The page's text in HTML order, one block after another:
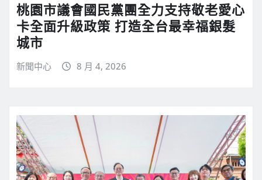
桃園市議會國民黨團全力支持敬老愛心
卡全面升級政策 打造全台最幸福銀髮
城市
新聞中心 8 月 4, 2026